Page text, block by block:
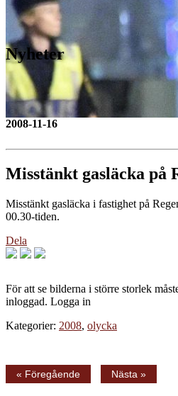
Nyheter
2008-11-16
Misstänkt gasläcka på
Misstänkt gasläcka i fastighet på
00.30-tiden.
Dela
För att se bilderna i större storlek
inloggad. Logga in
Kategorier: 2008, olycka
« Föregående Nästa »